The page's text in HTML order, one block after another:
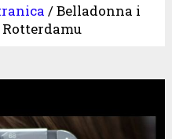
/Belladonna i